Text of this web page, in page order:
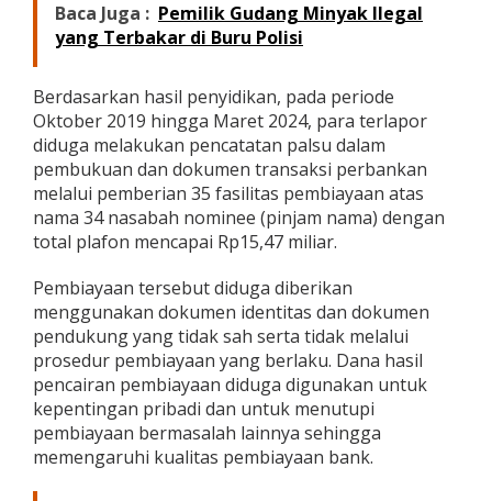
Baca Juga : Pemilik Gudang Minyak Ilegal
yang Terbakar di Buru Polisi
Berdasarkan hasil penyidikan, pada periode
Oktober 2019 hingga Maret 2024, para terlapor
diduga melakukan pencatatan palsu dalam
pembukuan dan dokumen transaksi perbankan
melalui pemberian 35 fasilitas pembiayaan atas
nama 34 nasabah nominee (pinjam nama) dengan
total plafon mencapai Rp15,47 miliar.
Pembiayaan tersebut diduga diberikan
menggunakan dokumen identitas dan dokumen
pendukung yang tidak sah serta tidak melalui
prosedur pembiayaan yang berlaku. Dana hasil
pencairan pembiayaan diduga digunakan untuk
kepentingan pribadi dan untuk menutupi
pembiayaan bermasalah lainnya sehingga
memengaruhi kualitas pembiayaan bank.